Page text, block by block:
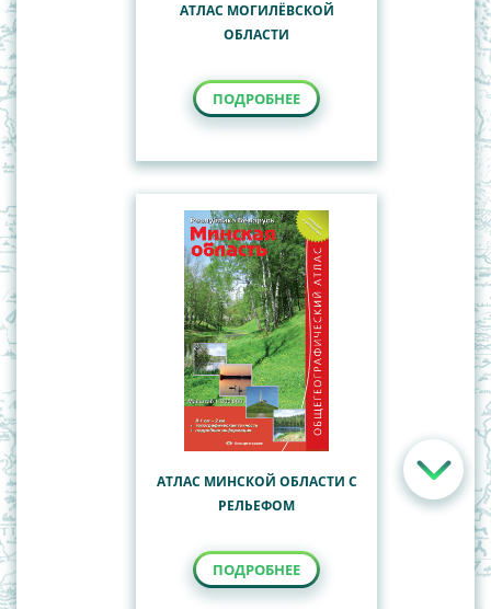
АТЛАС МОГИЛЁВСКОЙ
ОБЛАСТИ
ПОДРОБНЕЕ
АТЛАС МИНСКОЙ ОБЛАСТИ С
РЕЛЬЕФОМ
ПОДРОБНЕЕ